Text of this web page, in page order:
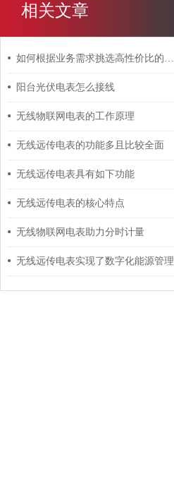
相关文章
如何根据业务需求挑选高性价比的无线物联网电表
阳台光伏电表怎么接线
无线物联网电表的工作原理
无线远传电表的功能多且比较全面
无线远传电表具有如下功能
无线远传电表的核心特点
无线物联网电表助力分时计量
无线远传电表实现了数字化能源管理